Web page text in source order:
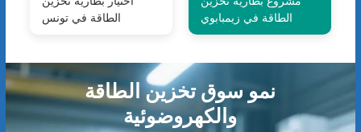
الطاقة في تونس
الطاقة في زيمبابوي
نمو سوق تخزين الطاقة
والكهروضوئية